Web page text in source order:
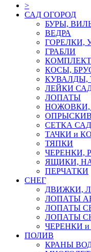
>
САД ОГОРОД
БУРЫ,
ВЕДРА
ГОРЕЛКИ,
ГРАБЛИ
КОСЫ,
КУВАЛДЫ,
ЛЕЙКИ
ЛОПАТЫ
НОЖОВКИ,
СЕТКА
ТАЧКИ и
ТЯПКИ
ЧЕРЕНКИ,
ЯЩИКИ,
ПЕРЧАТКИ
СНЕГ
ДВИЖКИ,
ЛОПАТЫ
ЛОПАТЫ
ЛОПАТЫ
ЧЕРЕНКИ
ПОЛИВ
КРАНЫ